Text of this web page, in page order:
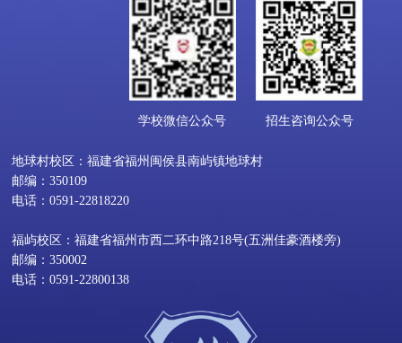
学校微信公众号 招生咨询公众号
地球村校区：福建省福州闽侯县南屿镇地球村
邮编：350109
电话：0591-22818220
福屿校区：福建省福州市西二环中路218号(五洲佳豪酒楼旁)
邮编：350002
电话：0591-22800138